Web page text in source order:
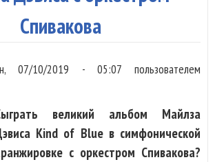
Спивакова
07/10/2019 - 05:07 пользователем
великий альбом Майлза
Kind of Blue в симфонической
с оркестром Спивакова?